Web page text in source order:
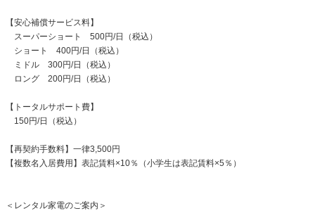
【安心補償サービス料】
スーパーショート 500円/日（税込）
ショート 400円/日（税込）
ミドル 300円/日（税込）
ロング 200円/日（税込）
【トータルサポート費】
150円/日（税込）
【再契約手数料】一律3,500円
【複数名入居費用】表記賃料×10％（小学生は表記賃料×5％）
＜レンタル家電のご案内＞